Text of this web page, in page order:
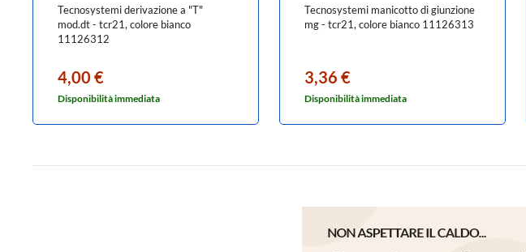
Tecnosystemi derivazione a "T"
mod.dt - tcr21, colore bianco
11126312
4,00 €
Disponibilità immediata
Tecnosystemi manicotto di giunzione
mg - tcr21, colore bianco 11126313
3,36 €
Disponibilità immediata